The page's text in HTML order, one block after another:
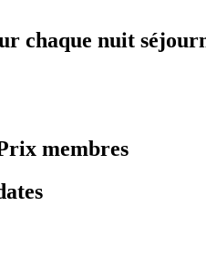
chaque nuit
membres